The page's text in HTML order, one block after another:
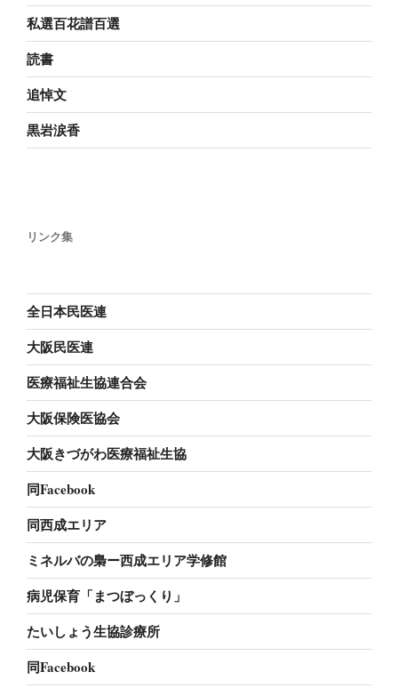
私選百花譜百選
読書
追悼文
黒岩涙香
リンク集
全日本民医連
大阪民医連
医療福祉生協連合会
大阪保険医協会
大阪きづがわ医療福祉生協
同Facebook
同西成エリア
ミネルバの梟ー西成エリア学修館
病児保育「まつぼっくり」
たいしょう生協診療所
同Facebook